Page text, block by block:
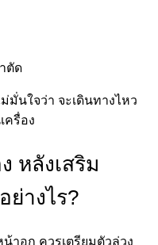
ตัด
นใจว่า จะเดินทางไหว
ครื่อง
หลังเสริม
ย่างไร?
าอก ควรเตรียมตัวล่วง